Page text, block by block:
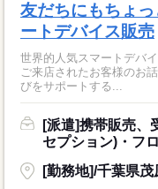
友だちにもちょ
ートデバイス販売
世界的人気スマートデバ
ご来店されたお客様のお
びをサポートする...
[派遣]携帯販売、
セプション)・フ
[勤務地]/千葉県茂